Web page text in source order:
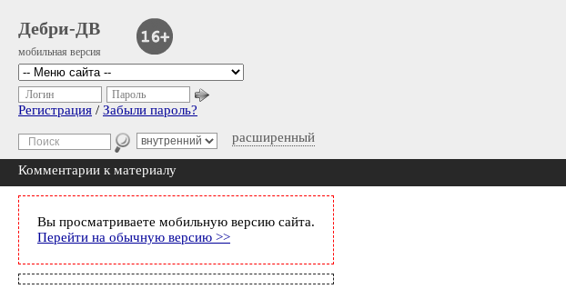
Дебри-ДВ
мобильная версия
расширенный
Логин Пароль
Регистрация / Забыли пароль?
Комментарии к материалу
Вы просматриваете мобильную версию сайта.
Перейти на обычную версию >>